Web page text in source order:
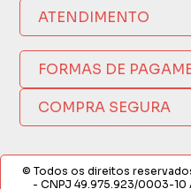
Como Comprar
Nossas Lojas
Política de
Trocas e Devoluções
Formas de
Fretes e Entregas
Fabricantes
Termos de Compra e
ATENDIMENTO
(17) 3209-9595
FORMAS DE
COMPRA SEGURA
© Todos os direitos
- CNPJ 49.975.923/0003-10